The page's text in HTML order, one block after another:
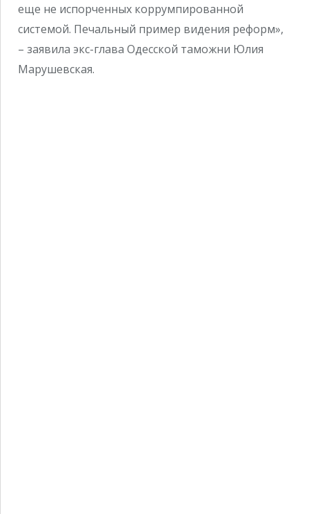
еще не испорченных коррумпированной
системой. Печальный пример видения реформ»,
– заявила экс-глава Одесской таможни Юлия
Марушевская.